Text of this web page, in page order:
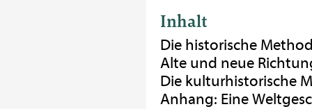
Inhalt
Die historische
Alte und neue
Die kulturhistorische
Anhang: Eine